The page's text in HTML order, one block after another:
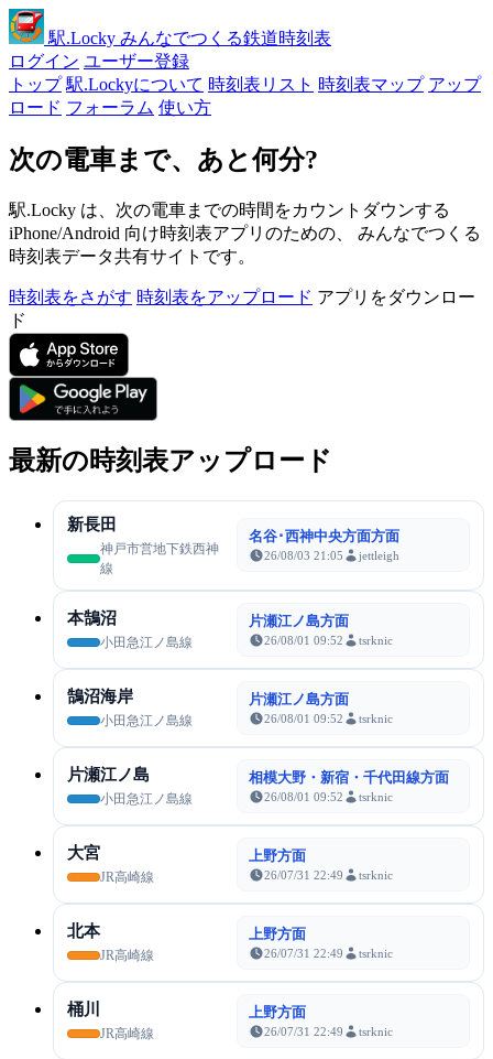
駅.Locky みんなでつくる鉄道時刻表
ログイン ユーザー登録
トップ 駅.Lockyについて 時刻表リスト 時刻表マップ アップ
ロード フォーラム 使い方
次の電車まで、あと何分?
駅.Locky は、次の電車までの時間をカウントダウンする
iPhone/Android 向け時刻表アプリのための、 みんなでつくる
時刻表データ共有サイトです。
時刻表をさがす 時刻表をアップロード アプリをダウンロー
ド
最新の時刻表アップロード
新長田
神戸市営地下鉄西神
線
名谷･西神中央方面方面
26/08/03 21:05 jettleigh
本鵠沼
小田急江ノ島線
片瀬江ノ島方面
26/08/01 09:52 tsrknic
鵠沼海岸
小田急江ノ島線
片瀬江ノ島方面
26/08/01 09:52 tsrknic
片瀬江ノ島
小田急江ノ島線
相模大野・新宿・千代田線方面
26/08/01 09:52 tsrknic
大宮
JR高崎線
上野方面
26/07/31 22:49 tsrknic
北本
JR高崎線
上野方面
26/07/31 22:49 tsrknic
桶川
JR高崎線
上野方面
26/07/31 22:49 tsrknic